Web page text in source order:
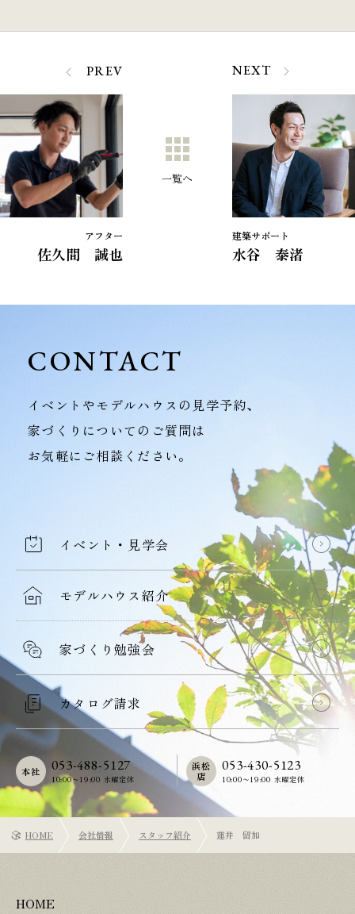
PREV
アフター
佐久間 誠也
一覧へ
NEXT
建築サポート
水谷 泰渚
CONTACT
イベントやモデルハウスの見学予約、
家づくりについてのご質問は
お気軽にご相談ください。
イベント・見学会
モデルハウス紹介
家づくり勉強会
カタログ請求
053-488-5127
10:00〜19:00 水曜定休
本社 053-430-5123
10:00〜19:00 水曜定休
浜松
店
HOME 会社情報 スタッフ紹介 蓮井 留加
HOME